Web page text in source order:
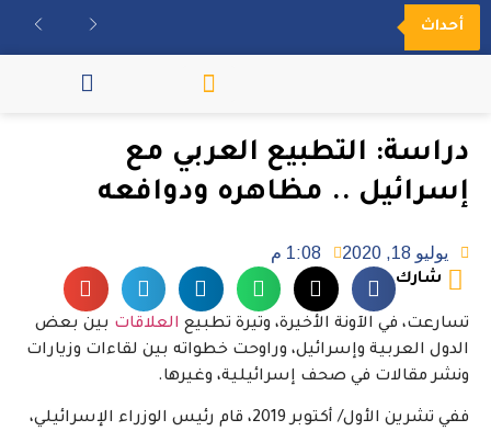
أحداث
دراسة: التطبيع العربي مع
إسرائيل .. مظاهره ودوافعه
يوليو 18, 2020 1:08 م
شارك
تسارعت، في الآونة الأخيرة، وتيرة تطبيع العلاقات بين بعض
الدول العربية وإسرائيل، وراوحت خطواته بين لقاءات وزيارات
ونشر مقالات في صحف إسرائيلية، وغيرها.
ففي تشرين الأول/ أكتوبر 2019، قام رئيس الوزراء الإسرائيلي،